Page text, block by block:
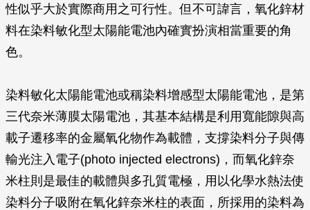
性似乎大於實際商用之可行性。但不可諱言，氧化鋅材
料在染料敏化型太陽能電池內確實扮演相當重要的角
色。
染料敏化太陽能電池或稱染料增感型太陽能電池，是第
三代奈米薄膜太陽電池，其基本結構是利用寬能隙與高
載子遷移率的金屬氧化物作為載體，支撐染料分子與傳
輸光注入電子(photo injected electrons)，而氧化鋅奈
米柱則是最佳的載體與多孔質電極，用以化學水熱法使
染料分子吸附在氧化鋅奈米柱的表面，所採用的染料為